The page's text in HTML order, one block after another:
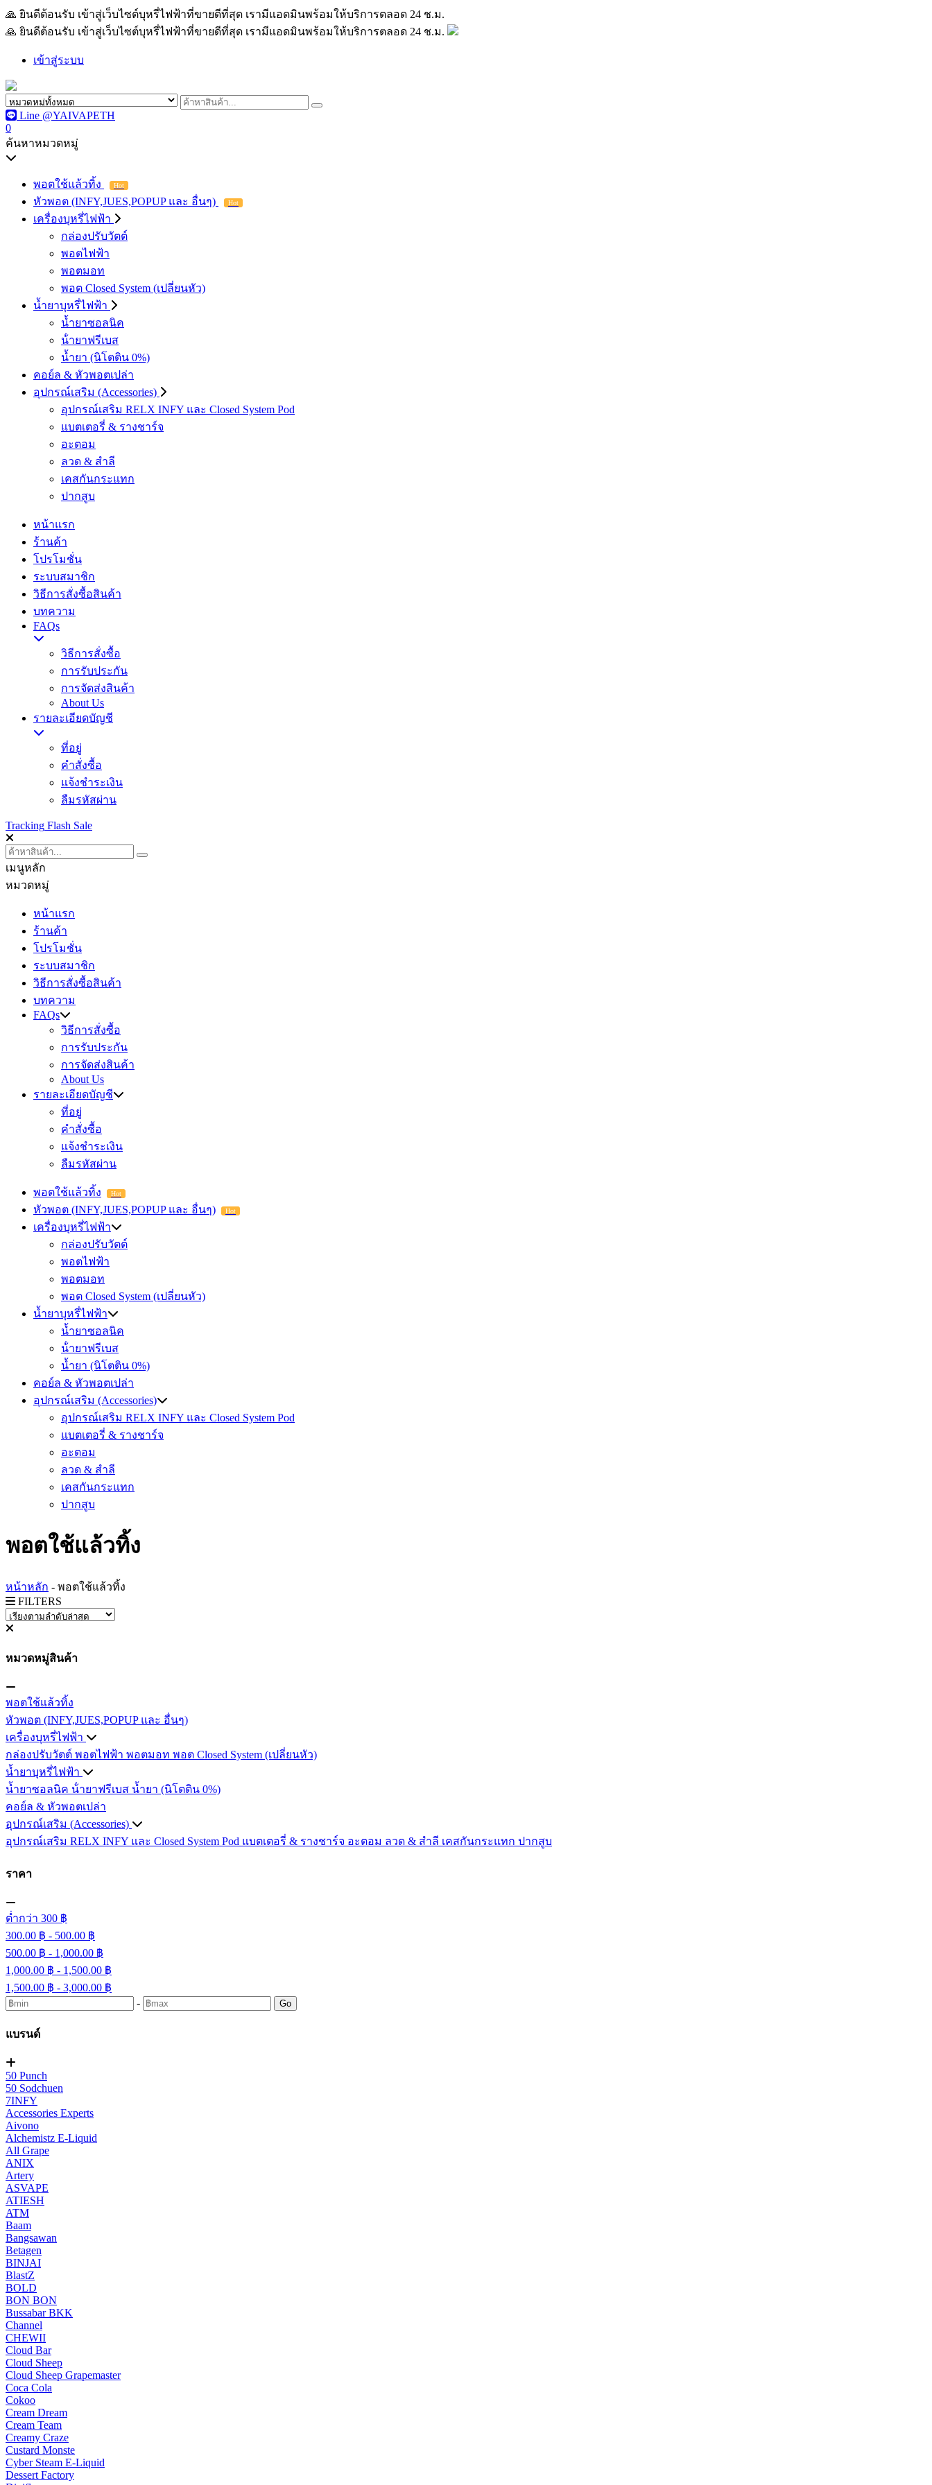
🙏 ยินดีต้อนรับ เข้าสู่เว็บไซต์บุหรี่ไฟฟ้าที่ขายดีที่สุด เรามีแอดมินพร้อมให้บริการตลอด 24 ช.ม.
🙏 ยินดีต้อนรับ เข้าสู่เว็บไซต์บุหรี่ไฟฟ้าที่ขายดีที่สุด เรามีแอดมินพร้อมให้บริการตลอด 24 ช.ม.
เข้าสู่ระบบ
Line @YAIVAPETH
0
ค้นหาหมวดหมู่
พอตใช้แล้วทิ้ง Hot
หัวพอต (INFY,JUES,POPUP และ อื่นๆ) Hot
เครื่องบุหรี่ไฟฟ้า
กล่องปรับวัตต์
พอตไฟฟ้า
พอตมอท
พอต Closed System (เปลี่ยนหัว)
น้ำยาบุหรี่ไฟฟ้า
น้ำยาซอลนิค
น้ํายาฟรีเบส
น้ำยา (นิโตติน 0%)
คอย์ล & หัวพอตเปล่า
อุปกรณ์เสริม (Accessories)
อุปกรณ์เสริม RELX INFY และ Closed System Pod
แบตเตอรี่ & รางชาร์จ
อะตอม
ลวด ​& สำลี
เคสกันกระแทก
ปากสูบ
หน้าแรก
ร้านค้า
โปรโมชั่น
ระบบสมาชิก
วิธีการสั่งซื้อสินค้า
บทความ
FAQs
วิธีการสั่งซื้อ
การรับประกัน
การจัดส่งสินค้า
About Us
รายละเอียดบัญชี
ที่อยู่
คำสั่งซื้อ
แจ้งชำระเงิน
ลืมรหัสผ่าน
Tracking Flash Sale
เมนูหลัก
หมวดหมู่
หน้าแรก
ร้านค้า
โปรโมชั่น
ระบบสมาชิก
วิธีการสั่งซื้อสินค้า
บทความ
FAQs
วิธีการสั่งซื้อ
การรับประกัน
การจัดส่งสินค้า
About Us
รายละเอียดบัญชี
ที่อยู่
คำสั่งซื้อ
แจ้งชำระเงิน
ลืมรหัสผ่าน
พอตใช้แล้วทิ้ง Hot
หัวพอต (INFY,JUES,POPUP และ อื่นๆ) Hot
เครื่องบุหรี่ไฟฟ้า
กล่องปรับวัตต์
พอตไฟฟ้า
พอตมอท
พอต Closed System (เปลี่ยนหัว)
น้ำยาบุหรี่ไฟฟ้า
น้ำยาซอลนิค
น้ํายาฟรีเบส
น้ำยา (นิโตติน 0%)
คอย์ล & หัวพอตเปล่า
อุปกรณ์เสริม (Accessories)
อุปกรณ์เสริม RELX INFY และ Closed System Pod
แบตเตอรี่ & รางชาร์จ
อะตอม
ลวด ​& สำลี
เคสกันกระแทก
ปากสูบ
พอตใช้แล้วทิ้ง
หน้าหลัก - พอตใช้แล้วทิ้ง
FILTERS
หมวดหมู่สินค้า
พอตใช้แล้วทิ้ง
หัวพอต (INFY,JUES,POPUP และ อื่นๆ)
เครื่องบุหรี่ไฟฟ้า
กล่องปรับวัตต์ พอตไฟฟ้า พอตมอท พอต Closed System (เปลี่ยนหัว)
น้ำยาบุหรี่ไฟฟ้า
น้ำยาซอลนิค น้ํายาฟรีเบส น้ำยา (นิโตติน 0%)
คอย์ล & หัวพอตเปล่า
อุปกรณ์เสริม (Accessories)
อุปกรณ์เสริม RELX INFY และ Closed System Pod แบตเตอรี่ & รางชาร์จ อะตอม ลวด ​& สำลี เคสกันกระแทก ปากสูบ
ราคา
ต่ำกว่า 300 ฿
300.00 ฿ - 500.00 ฿
500.00 ฿ - 1,000.00 ฿
1,000.00 ฿ - 1,500.00 ฿
1,500.00 ฿ - 3,000.00 ฿
-
Go
แบรนด์
50 Punch
50 Sodchuen
7INFY
Accessories Experts
Aivono
Alchemistz E-Liquid
All Grape
ANIX
Artery
ASVAPE
ATIESH
ATM
Baam
Bangsawan
Betagen
BINJAI
BlastZ
BOLD
BON BON
Bussabar BKK
Channel
CHEWII
Cloud Bar
Cloud Sheep
Cloud Sheep Grapemaster
Coca Cola
Cokoo
Cream Dream
Cream Team
Creamy Craze
Custard Monste
Cyber Steam E-Liquid
Dessert Factory